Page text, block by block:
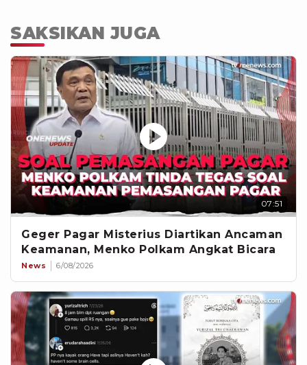
SAKSIKAN JUGA
07:51
Geger Pagar Misterius Diartikan Ancaman
Keamanan, Menko Polkam Angkat Bicara
News 6/08/2026